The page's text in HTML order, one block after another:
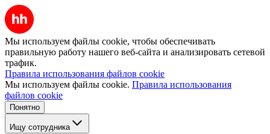
Мы используем файлы cookie, чтобы обеспечивать
правильную работу нашего веб-сайта и анализировать сетевой
трафик.
Правила использования файлов cookie
Мы используем файлы cookie. Правила использования
файлов cookie
Понятно
Ищу сотрудника